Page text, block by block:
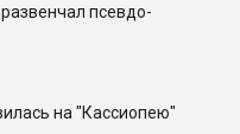
псевдо-
на "Кассиопею"